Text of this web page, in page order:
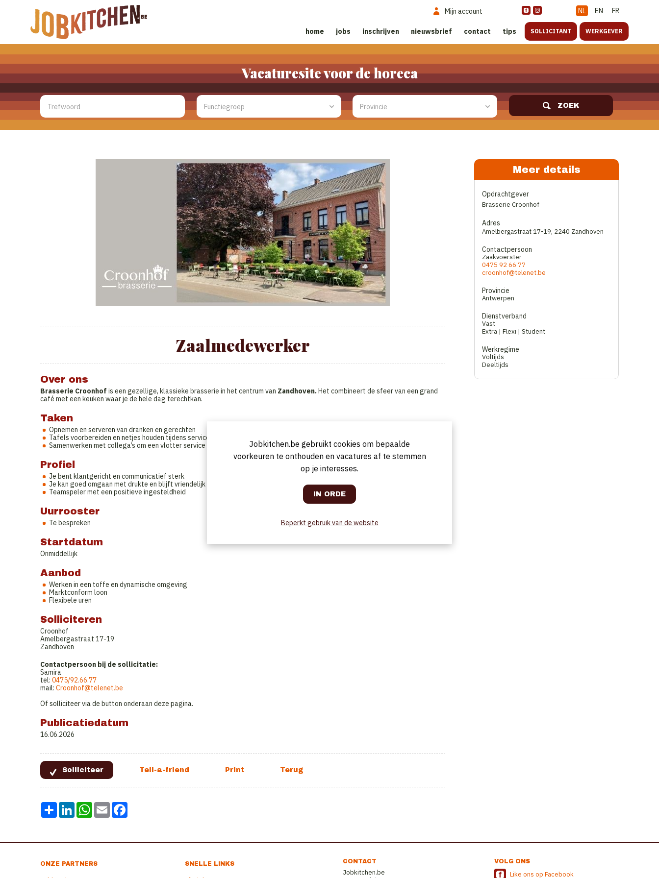
NL EN FR
Mijn account
home jobs inschrijven nieuwsbrief contact tips SOLLICITANT WERKGEVER
Vacaturesite voor de horeca
ZOEK
Zaalmedewerker
Over ons
Brasserie Croonhof is een gezellige, klassieke brasserie in het centrum van Zandhoven.Het combineert de sfeer van een grand
café met een keuken waar je de hele dag terechtkan.
Taken
Opnemen en serveren van dranken en gerechten
Tafels voorbereiden en netjes houden tijdens service
Samenwerken met collega’s om een vlotter service te garanderen
Profiel
Je bent klantgericht en communicatief sterk
Je kan goed omgaan met drukte en blijft vriendelijk
Teamspeler met een positieve ingesteldheid
Uurrooster
Te bespreken
Startdatum
Onmiddellijk
Aanbod
Werken in een toffe en dynamische omgeving
Marktconform loon
Flexibele uren
Solliciteren
Croonhof
Amelbergastraat 17-19
Zandhoven
Contactpersoon bij de sollicitatie:
Samira
tel: 0475/92.66.77
mail: Croonhof@telenet.be
Of solliciteer via de button onderaan deze pagina.
Publicatiedatum
16.06.2026
Share LinkedInWhatsApp
Email
Meer details
Opdrachtgever
Brasserie Croonhof
Adres
Amelbergastraat 17-19, 2240 Zandhoven
Contactpersoon
Zaakvoerster
0475 92 66 77
croonhof@telenet.be
Provincie
Antwerpen
Dienstverband
Vast
Extra | Flexi | Student
Werkregime
Voltijds
Deeltijds
ONZE PARTNERS SNELLE LINKS CONTACT
Jobkitchen.be
VOLG ONS
Like ons op Facebook
Jobkitchen.be gebruikt cookies om bepaalde
voorkeuren te onthouden en vacatures af te stemmen
op je interesses.
Beperkt gebruik van de website